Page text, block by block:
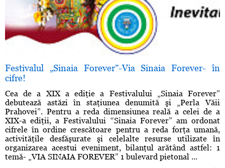
Festivalul „Sinaia Forever”-Via Sinaia Forever- în
cifre!
Cea de a XIX a ediţie a Festivalului „Sinaia Forever”
debutează astăzi în staţiunea denumită şi „Perla Văii
Prahovei”. Pentru a reda dimensiunea reală a celei de a
XIX-a ediţii, a Festivalului “Sinaia Forever” am ordonat
cifrele în ordine crescătoare pentru a reda forţa umană,
activităţile desfăşurate şi celelalte resurse utilizate în
organizarea acestui eveniment, bilanţul arătând astfel: 1
temă- „VIA SINAIA FOREVER” 1 bulevard pietonal ...